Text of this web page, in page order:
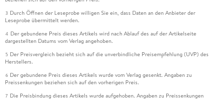
3 Durch Öffnen der Leseprobe willigen Sie ein, dass Daten an den Anbieter der
Leseprobe übermittelt werden.
4 Der gebundene Preis dieses Artikels wird nach Ablauf des auf der Artikelseite
dargestellten Datums vom Verlag angehoben.
5 Der Preisvergleich bezieht sich auf die unverbindliche Preisempfehlung (UVP) des
Herstellers.
6 Der gebundene Preis dieses Artikels wurde vom Verlag gesenkt. Angaben zu
Preissenkungen beziehen sich auf den vorherigen Preis.
7 Die Preisbindung dieses Artikels wurde aufgehoben. Angaben zu Preissenkungen